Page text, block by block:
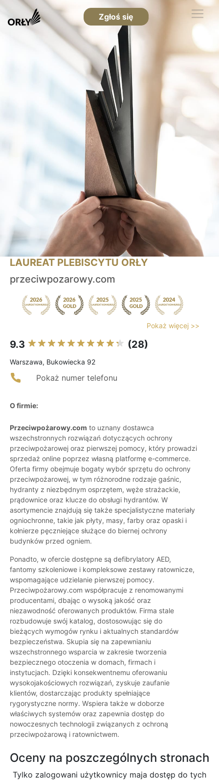
Zgłoś się
LAUREAT PLEBISCYTU ORŁY
przeciwpozarowy.com
Pokaż więcej >>
9.3 (28)
Warszawa, Bukowiecka 92
Pokaż numer telefonu
O firmie:
Przeciwpożarowy.com to uznany dostawca
wszechstronnych rozwiązań dotyczących ochrony
przeciwpożarowej oraz pierwszej pomocy, który prowadzi
sprzedaż online poprzez własną platformę e-commerce.
Oferta firmy obejmuje bogaty wybór sprzętu do ochrony
przeciwpożarowej, w tym różnorodne rodzaje gaśnic,
hydranty z niezbędnym osprzętem, węże strażackie,
prądownice oraz klucze do obsługi hydrantów. W
asortymencie znajdują się także specjalistyczne materiały
ogniochronne, takie jak płyty, masy, farby oraz opaski i
kołnierze pęczniejące służące do biernej ochrony
budynków przed ogniem.
Ponadto, w ofercie dostępne są defibrylatory AED,
fantomy szkoleniowe i kompleksowe zestawy ratownicze,
wspomagające udzielanie pierwszej pomocy.
Przeciwpożarowy.com współpracuje z renomowanymi
producentami, dbając o wysoką jakość oraz
niezawodność oferowanych produktów. Firma stale
rozbudowuje swój katalog, dostosowując się do
bieżących wymogów rynku i aktualnych standardów
bezpieczeństwa. Skupia się na zapewnianiu
wszechstronnego wsparcia w zakresie tworzenia
bezpiecznego otoczenia w domach, firmach i
instytucjach. Dzięki konsekwentnemu oferowaniu
wysokojakościowych rozwiązań, zyskuje zaufanie
klientów, dostarczając produkty spełniające
rygorystyczne normy. Wspiera także w doborze
właściwych systemów oraz zapewnia dostęp do
nowoczesnych technologii związanych z ochroną
przeciwpożarową i ratownictwem.
Oceny na poszczególnych stronach
Tylko zalogowani użytkownicy maja dostęp do tych